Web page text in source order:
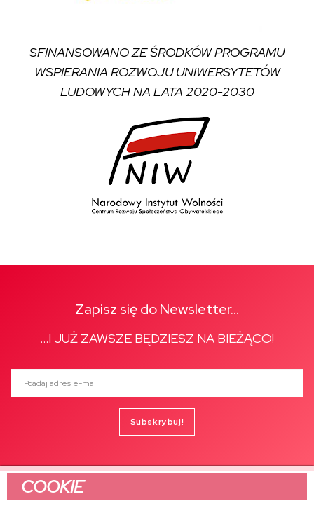
COOKIE
SFINANSOWANO ZE ŚRODKÓW PROGRAMU
WSPIERANIA ROZWOJU UNIWERSYTETÓW
LUDOWYCH NA LATA 2020-2030
Zapisz się do Newsletter...
...I JUŻ ZAWSZE BĘDZIESZ NA BIEŻĄCO!
Poadaj adres e-mail
Subskrybuj!